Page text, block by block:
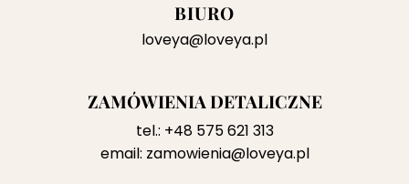
BIURO
loveya@loveya.pl
ZAMÓWIENIA DETALICZNE
tel.: +48 575 621 313
email: zamowienia@loveya.pl